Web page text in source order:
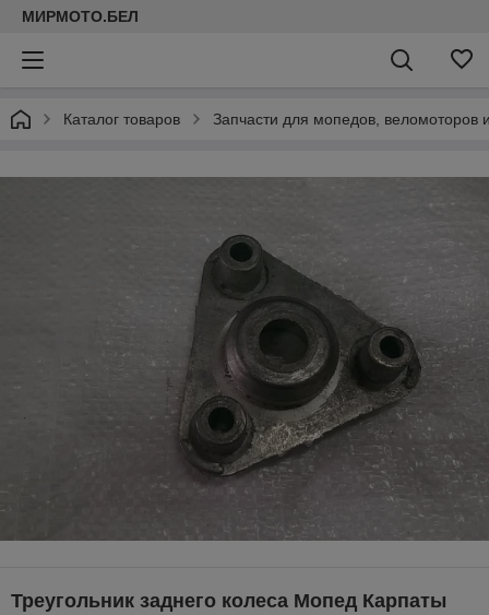
МИРМОТО.БЕЛ
Каталог товаров Запчасти для мопедов, веломоторов
Треугольник заднего колеса Мопед Карпаты